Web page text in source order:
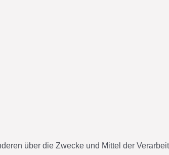
über die Zwecke und Mittel der